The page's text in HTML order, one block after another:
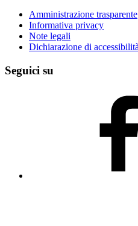
Amministrazione trasparente
Informativa privacy
Note legali
Dichiarazione di accessibilità
Seguici su